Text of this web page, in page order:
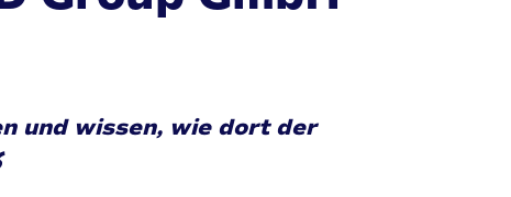
und wissen, wie dort der